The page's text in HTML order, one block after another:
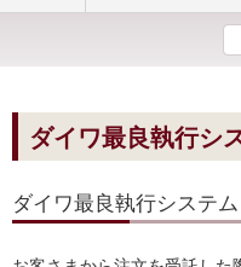
ダイワ最良執行シ
ダイワ最良執行システ